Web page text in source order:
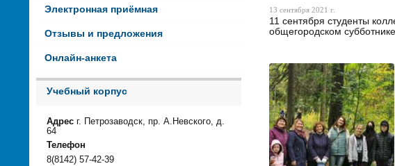
Электронная приёмная
Отзывы и предложения
Онлайн-анкета
Учебный корпус
Адрес г. Петрозаводск, пр. А.Невского, д.
64
Телефон
8(8142) 57-42-39
13 сентября 2021 г.
11 сентября студенты
общегородском